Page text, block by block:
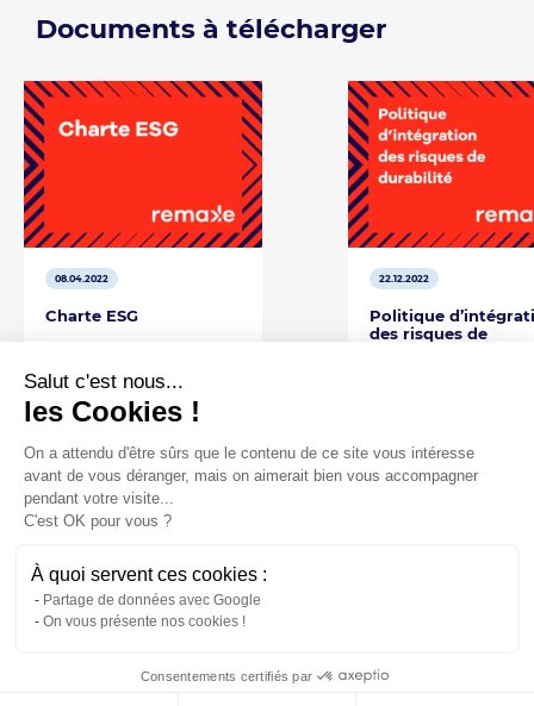
Documents à télécharger
08.04.2022
Charte ESG
22.12.2022
Politique
des risques de
Mentions légales
Salut c'est nous...
les Cookies !
On a attendu d'être sûrs que le contenu de ce site vous intéresse
avant de vous déranger, mais on aimerait bien vous accompagner
pendant votre visite...
C'est OK pour vous ?
À quoi servent ces cookies :
Partage de données avec Google
On vous présente nos cookies !
Consentements certifiés par